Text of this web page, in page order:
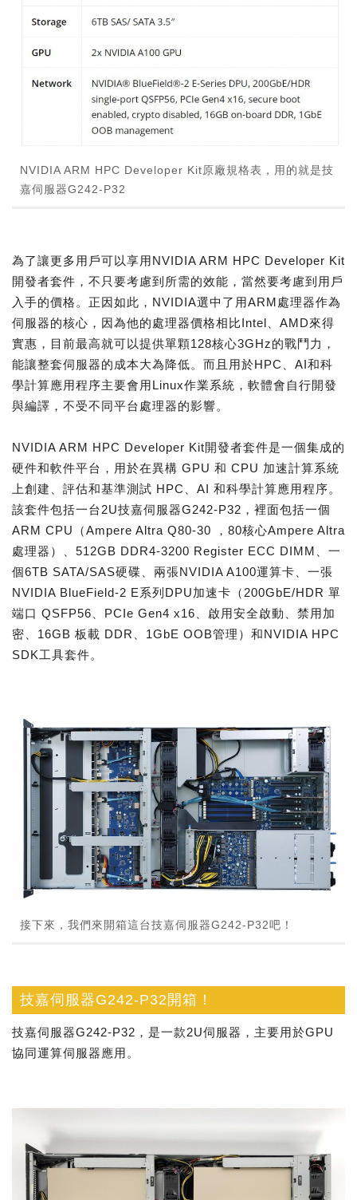
NVIDIA ARM HPC Developer Kit原廠規格表，用的就是技
嘉伺服器G242-P32
為了讓更多用戶可以享用NVIDIA ARM HPC Developer Kit
開發者套件，不只要考慮到所需的效能，當然要考慮到用戶
入手的價格。正因如此，NVIDIA選中了用ARM處理器作為
伺服器的核心，因為他的處理器價格相比Intel、AMD來得
實惠，目前最高就可以提供單顆128核心3GHz的戰鬥力，
能讓整套伺服器的成本大為降低。而且用於HPC、AI和科
學計算應用程序主要會用Linux作業系統，軟體會自行開發
與編譯，不受不同平台處理器的影響。
NVIDIA ARM HPC Developer Kit開發者套件是一個集成的
硬件和軟件平台，用於在異構 GPU 和 CPU 加速計算系統
上創建、評估和基準測試 HPC、AI 和科學計算應用程序。
該套件包括一台2U技嘉伺服器G242-P32，裡面包括一個
ARM CPU（Ampere Altra Q80-30 ，80核心Ampere Altra
處理器）、512GB DDR4-3200 Register ECC DIMM、一
個6TB SATA/SAS硬碟、兩張NVIDIA A100運算卡、一張
NVIDIA BlueField-2 E系列DPU加速卡（200GbE/HDR 單
端口 QSFP56、PCIe Gen4 x16、啟用安全啟動、禁用加
密、16GB 板載 DDR、1GbE OOB管理）和NVIDIA HPC
SDK工具套件。
接下來，我們來開箱這台技嘉伺服器G242-P32吧！
技嘉伺服器G242-P32開箱！
技嘉伺服器G242-P32，是一款2U伺服器，主要用於GPU
協同運算伺服器應用。